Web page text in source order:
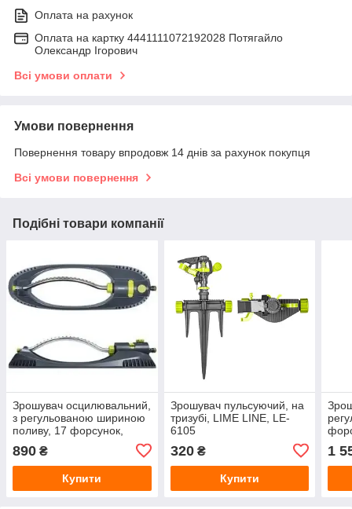
Оплата на рахунок
Оплата на картку 4441111072192028 Потягайло
Олександр Ігорович
Всі умови оплати
Умови повернення
Повернення товару впродовж 14 днів за рахунок покупця
Всі умови повернення
Подібні товари компанії
Зрошувач осцилювальний,
з регульованою шириною
поливу, 17 форсунок,
890 ₴
Купити
Зрошувач пульсуючий, на
тризубі, LIME LINE, LE-
6105
320₴
Купити
1